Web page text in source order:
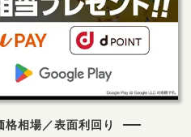
格相場／表面利回り